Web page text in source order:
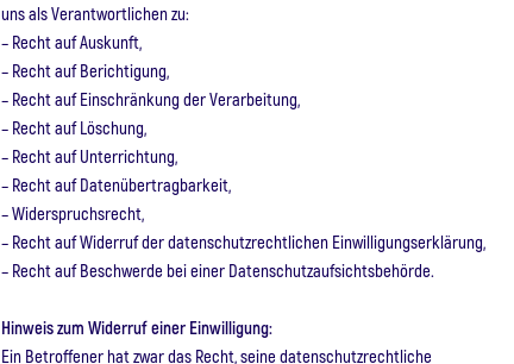
uns als Verantwortlichen zu:
– Recht auf Auskunft,
– Recht auf Berichtigung,
– Recht auf Einschränkung der Verarbeitung,
– Recht auf Löschung,
– Recht auf Unterrichtung,
– Recht auf Datenübertragbarkeit,
– Widerspruchsrecht,
– Recht auf Widerruf der datenschutzrechtlichen Einwilligungserklärung,
– Recht auf Beschwerde bei einer Datenschutzaufsichtsbehörde.
Hinweis zum Widerruf einer Einwilligung:
Ein Betroffener hat zwar das Recht, seine datenschutzrechtliche